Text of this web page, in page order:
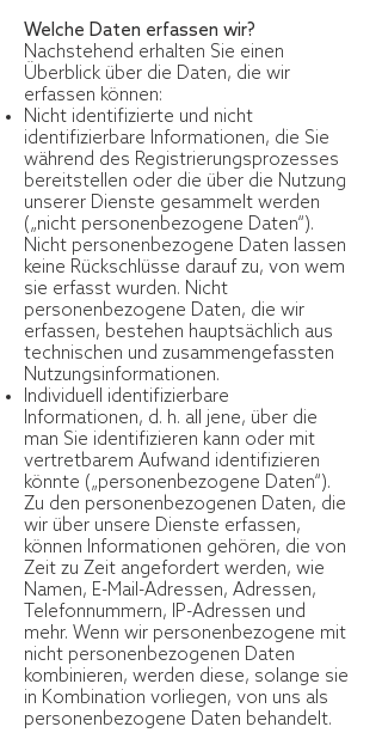
Welche Daten erfassen wir?
Nachstehend erhalten Sie einen
Überblick über die Daten, die wir
erfassen können:
Nicht identifizierte und nicht
identifizierbare Informationen, die Sie
während des Registrierungsprozesses
bereitstellen oder die über die Nutzung
unserer Dienste gesammelt werden
(„nicht personenbezogene Daten“).
Nicht personenbezogene Daten lassen
keine Rückschlüsse darauf zu, von wem
sie erfasst wurden. Nicht
personenbezogene Daten, die wir
erfassen, bestehen hauptsächlich aus
technischen und zusammengefassten
Nutzungsinformationen.
Individuell identifizierbare
Informationen, d. h. all jene, über die
man Sie identifizieren kann oder mit
vertretbarem Aufwand identifizieren
könnte („personenbezogene Daten“).
Zu den personenbezogenen Daten, die
wir über unsere Dienste erfassen,
können Informationen gehören, die von
Zeit zu Zeit angefordert werden, wie
Namen, E-Mail-Adressen, Adressen,
Telefonnummern, IP-Adressen und
mehr. Wenn wir personenbezogene mit
nicht personenbezogenen Daten
kombinieren, werden diese, solange sie
in Kombination vorliegen, von uns als
personenbezogene Daten behandelt.